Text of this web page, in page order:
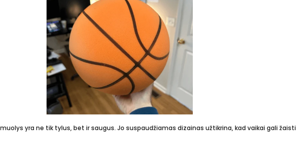
yra ne tik tylus, bet ir saugus. Jo suspaudžiamas dizainas užtikrina, kad vaikai gali